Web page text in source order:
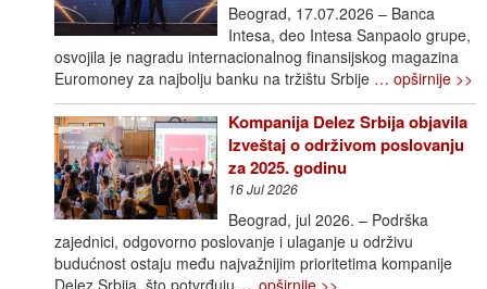
Beograd, 17.07.2026 – Banca
Intesa, deo Intesa Sanpaolo grupe,
osvojila je nagradu internacionalnog finansijskog magazina
Euromoney za najbolju banku na tržištu Srbije … opširnije >>
Kompanija Delez Srbija objavila
Izveštaj o održivom poslovanju
za 2025. godinu
16 Jul 2026
Beograd, jul 2026. – Podrška
zajednici, odgovorno poslovanje i ulaganje u održivu
budućnost ostaju među najvažnijim prioritetima kompanije
Delez Srbija, što potvrđuju … opširnije >>